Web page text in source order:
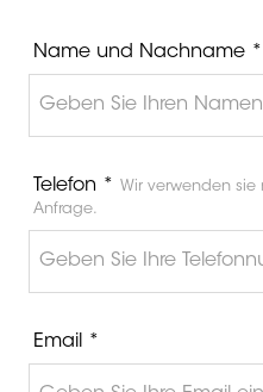
Name und Nachname *
Telefon *
Wir verwenden sie
Anfrage.
Email *